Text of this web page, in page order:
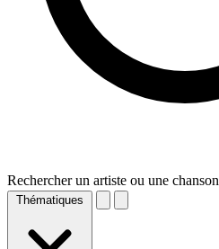
Rechercher un artiste ou une chanson
Thématiques